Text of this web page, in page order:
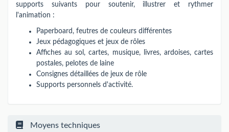
supports suivants pour soutenir, illustrer et rythmer
l'animation :
Paperboard, feutres de couleurs différentes
Jeux pédagogiques et jeux de rôles
Affiches au sol, cartes, musique, livres, ardoises, cartes
postales, pelotes de laine
Consignes détaillées de jeux de rôle
Supports personnels d'activité.
Moyens techniques